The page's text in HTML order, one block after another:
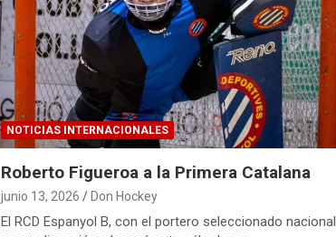
NOTICIAS INTERNACIONALES
Roberto Figueroa a la Primera Catalana
junio 13, 2026 Don Hockey
El RCD Espanyol B, con el portero seleccionado nacional